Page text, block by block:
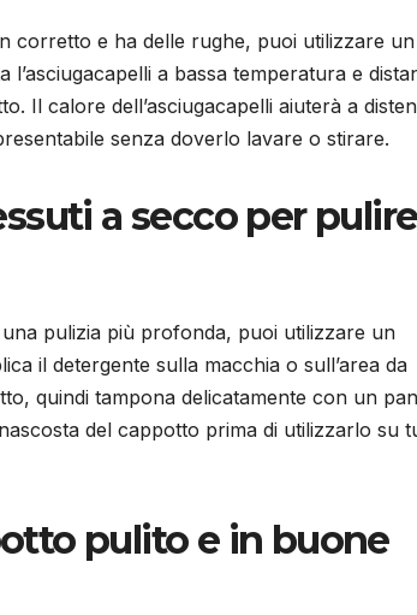
corretto e ha delle rughe, puoi utilizzare un
a bassa temperatura e
Il calore dell’asciugacapelli aiuterà a
senza doverlo lavare o stirare.
a secco per
pulizia più profonda, puoi utilizzare un
il detergente sulla macchia o sull’area da
quindi tampona delicatamente con un
del cappotto prima di utilizzarlo su
pulito e in buone